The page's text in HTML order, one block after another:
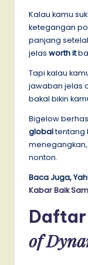
Kalau kamu
ketegangan
panjang
jelas worth it
Tapi kalau
jawaban jelas
bakal bikin
Bigelow
globaltentang
nonton.
Baca Juga,
Kabar Baik
of